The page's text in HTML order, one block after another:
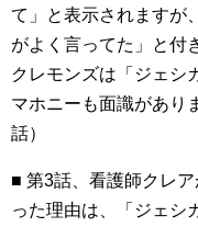
て」と表示されますが
がよく言ってた」と付
クレモンズは「ジェシ
マホニーも面識があり
話）
■ 第3話、看護師クレ
った理由は、「ジェシ